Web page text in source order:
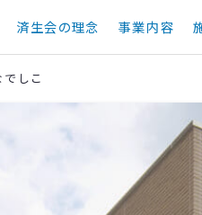
済生会の理念 事業内容
しこ